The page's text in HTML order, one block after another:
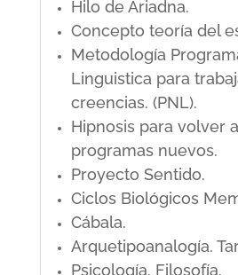
Hilo de Ariadna.
Concepto teoría del
Metodología
Linguistica para
creencias. (PNL).
Hipnosis para volver
programas nuevos.
Proyecto Sentido.
Ciclos Biológicos
Cábala.
Arquetipoanalogía.
Psicología. Filosofía.